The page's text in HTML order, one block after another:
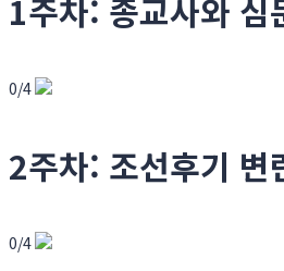
1주차: 종교사와 심
0/4
2주차: 조선후기 변
0/4